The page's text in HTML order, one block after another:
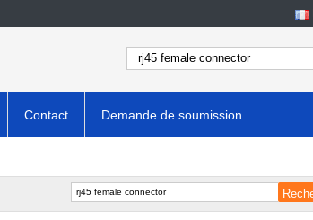
Contact Demande de soumission